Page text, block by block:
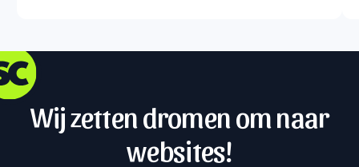
Wij zetten dromen om naar
websites!